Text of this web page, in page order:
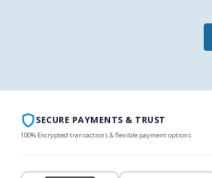
SECURE PAYMENTS & TRUST
100% Encrypted transactions & flexible payment options